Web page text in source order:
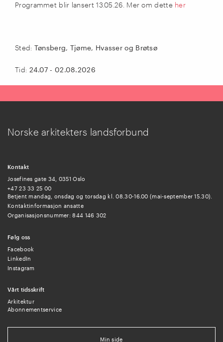
Programmet blir lansert 13.05.26. Mer om dette her
Sted: Tønsberg, Tjøme, Hvasser og Brøtsø
Tid: 24.07 - 02.08.2026
Norske arkitekters landsforbund
Kontakt
Josefines gate 34, 0351 Oslo
+47 23 33 25 00
Betjent mandag, onsdag og torsdag kl. 08.30-16.00 (mai-september 15.30).
Kontaktinformasjon ansatte
Organisasjonsnummer: 844 146 302
Følg oss
Facebook
LinkedIn
Instagram
Vårt tidsskrift
Arkitektur
Abonnementservice
Min side